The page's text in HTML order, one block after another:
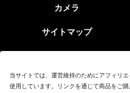
カメラ
サイトマップ
当サイトでは、運営維持のためにアフィリ
使用しています。リンクを通じて商品をご